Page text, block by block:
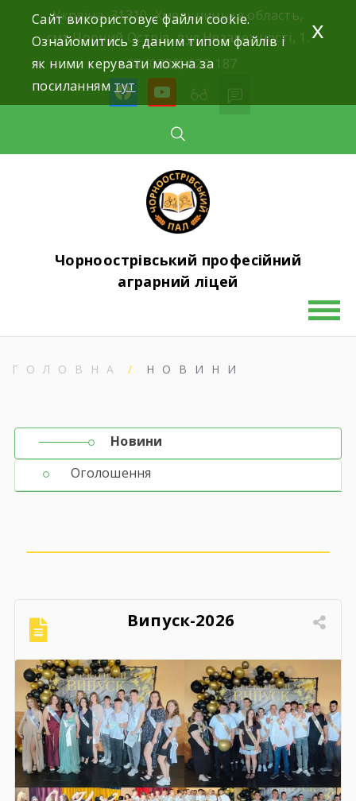
Україна, 31310, Хмельницька область,
смт.Чорний Острів, вул.Незалежності, 1.
+38 (0382) 622-187
facebookyoutube
Чорноострівський професійний
аграрний ліцей
ГОЛОВНА НОВИНИ
Новини
Оголошення
Випуск-2026
Сайт використовує файли cookie.
Ознайомитись з даним типом файлів і
як ними керувати можна за
посиланням тут
x